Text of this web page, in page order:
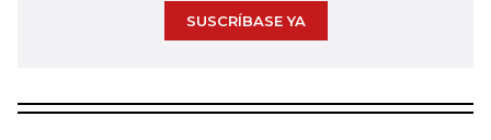
SUSCRÍBASE YA